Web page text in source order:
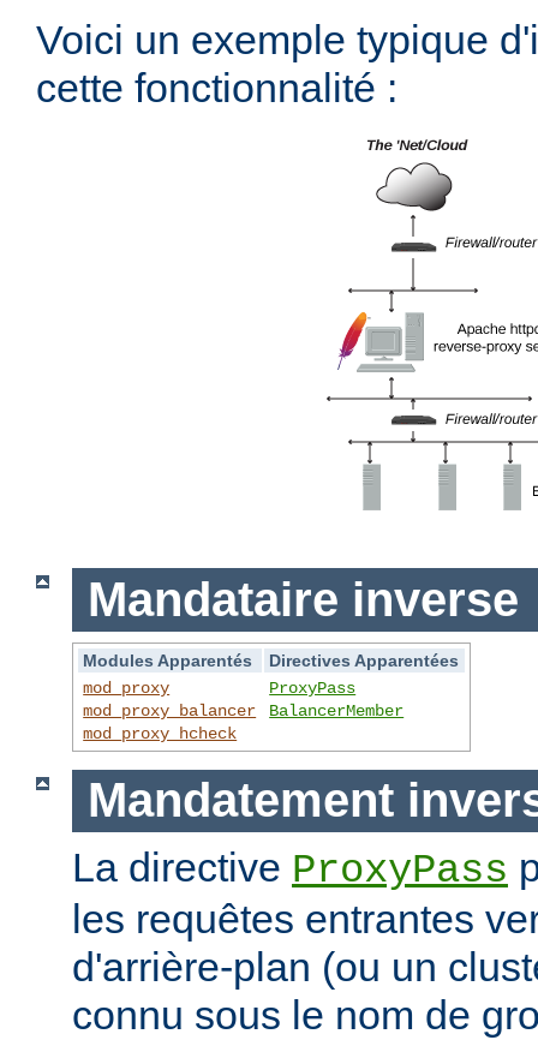
Voici un exemple typique
cette fonctionnalité :
Mandataire inverse
Modules Apparentés
Directives Apparentées
mod_proxy
mod_proxy_balancer
mod_proxy_hcheck
ProxyPass
BalancerMember
Mandatement
La directive ProxyPass
les requêtes entrantes
d'arrière-plan (ou un
connu sous le nom de